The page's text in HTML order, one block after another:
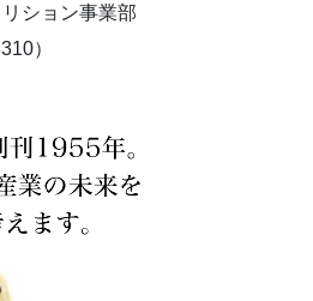
ション事業部
）